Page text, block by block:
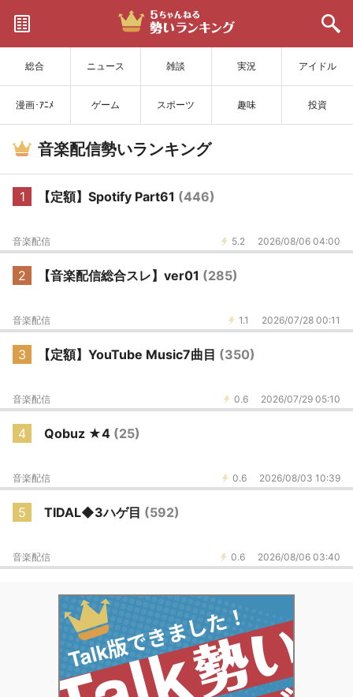
総合 ニュース 雑談 実況 アイドル
漫画･ｱﾆﾒ ゲーム スポーツ 趣味 投資
サイトを更新
音楽配信勢いランキング
1 【定額】Spotify Part61 (446)
5.2 2026/08/06 04:00
音楽配信
2 【音楽配信総合スレ】ver01 (285)
1.1 2026/07/28 00:11
音楽配信
3 【定額】YouTube Music7曲目 (350)
0.6 2026/07/29 05:10
音楽配信
4 Qobuz ★4 (25)
0.6 2026/08/03 10:39
音楽配信
5 TIDAL◆3ハゲ目 (592)
0.6 2026/08/06 03:40
音楽配信